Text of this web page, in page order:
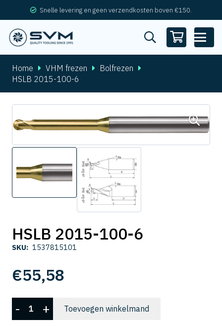
Snelle levering en geen verzendkosten boven €150.
Home VHM frezen
Bolfrezen
HSLB 2015-100-6
HSLB 2015-100-6
SKU: 1537815101
€55,58
HSLB
2015-
- + Toevoegen winkelmand